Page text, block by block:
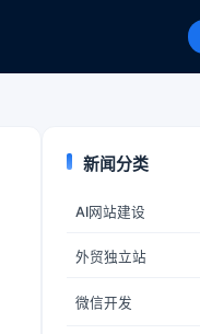
新闻分类
AI网站建设
外贸独立站
微信开发